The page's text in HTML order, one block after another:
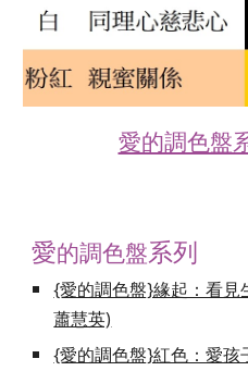
愛的調色盤
愛的調色盤系列
{愛的調色盤}緣起：看
蕭慧英)
{愛的調色盤}紅色：愛